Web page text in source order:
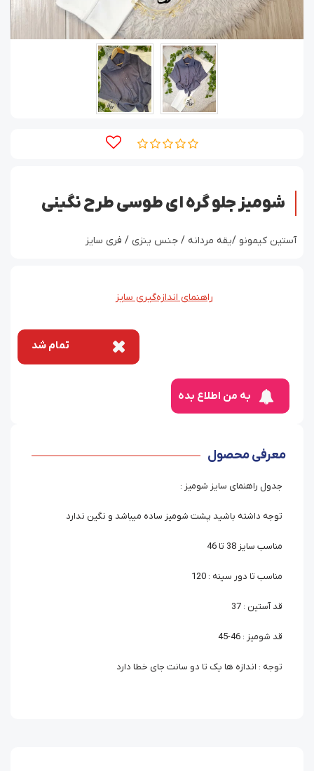
شومیز جلو گره ای طوسی طرح نگینی
آستین کیمونو /یقه مردانه / جنس ینزی / فری سایز
راهنمای اندازه‌گیری سایز
تمام شد
به من اطلاع بده
معرفی محصول
جدول راهنمای سایز شومیز :
توجه داشته باشید پشت شومیز ساده میباشد و نگین ندارد
مناسب سایز 38 تا 46
مناسب تا دور سینه : 120
قد آستین : 37
قد شومیز : 46-45
توجه : اندازه ها یک تا دو سانت جای خطا دارد